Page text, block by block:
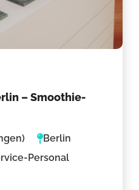
– Smoothie-
Berlin
Personal